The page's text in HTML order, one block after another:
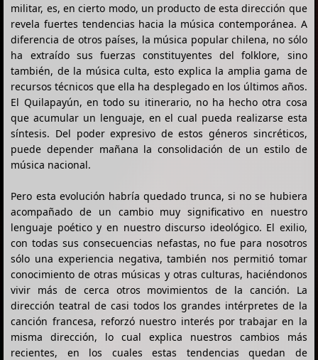
militar, es, en cierto modo, un producto de esta dirección que
revela fuertes tendencias hacia la música contemporánea. A
diferencia de otros países, la música popular chilena, no sólo
ha extraído sus fuerzas constituyentes del folklore, sino
también, de la música culta, esto explica la amplia gama de
recursos técnicos que ella ha desplegado en los últimos años.
El Quilapayún, en todo su itinerario, no ha hecho otra cosa
que acumular un lenguaje, en el cual pueda realizarse esta
síntesis. Del poder expresivo de estos géneros sincréticos,
puede depender mañana la consolidación de un estilo de
música nacional.
Pero esta evolución habría quedado trunca, si no se hubiera
acompañado de un cambio muy significativo en nuestro
lenguaje poético y en nuestro discurso ideológico. El exilio,
con todas sus consecuencias nefastas, no fue para nosotros
sólo una experiencia negativa, también nos permitió tomar
conocimiento de otras músicas y otras culturas, haciéndonos
vivir más de cerca otros movimientos de la canción. La
dirección teatral de casi todos los grandes intérpretes de la
canción francesa, reforzó nuestro interés por trabajar en la
misma dirección, lo cual explica nuestros cambios más
recientes, en los cuales estas tendencias quedan de